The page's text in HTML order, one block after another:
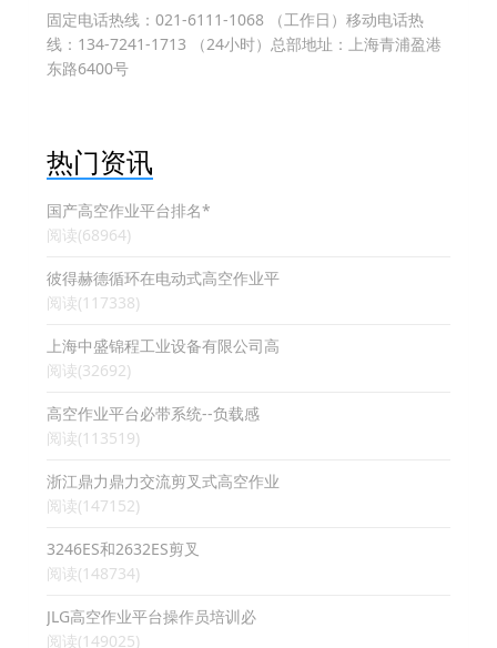
固定电话热线：021-6111-1068 （工作日）移动电话热
线：134-7241-1713 （24小时）总部地址：上海青浦盈港
东路6400号
热门资讯
国产高空作业平台排名*
阅读(68964)
彼得赫德循环在电动式高空作业平
阅读(117338)
上海中盛锦程工业设备有限公司高
阅读(32692)
高空作业平台必带系统--负载感
阅读(113519)
浙江鼎力鼎力交流剪叉式高空作业
阅读(147152)
3246ES和2632ES剪叉
阅读(148734)
JLG高空作业平台操作员培训必
阅读(149025)